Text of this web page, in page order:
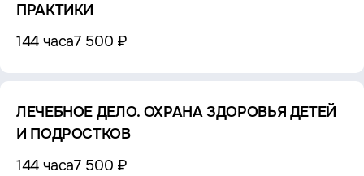
ПРАКТИКИ
144 часа7 500 ₽
ЛЕЧЕБНОЕ ДЕЛО. ОХРАНА ЗДОРОВЬЯ ДЕТЕЙ
И ПОДРОСТКОВ
144 часа7 500 ₽